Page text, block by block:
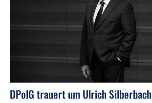
DPolG trauert um Ulrich Silberbach